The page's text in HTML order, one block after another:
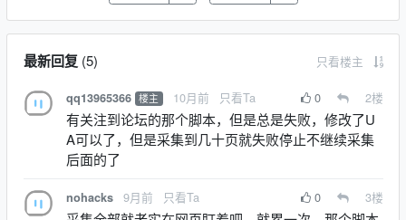
最新回复(5) 只看楼主
qq13965366 楼主 10月前 只看Ta 0 2楼
有关注到论坛的那个脚本，但是总是失败，修改了U
A可以了，但是采集到几十页就失败停止不继续采集
后面的了
nohacks 9月前 只看Ta 0 3楼